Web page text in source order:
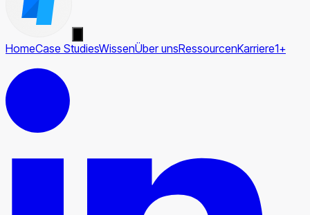
HomeCase StudiesWissenÜber unsRessourcenKarriere1+